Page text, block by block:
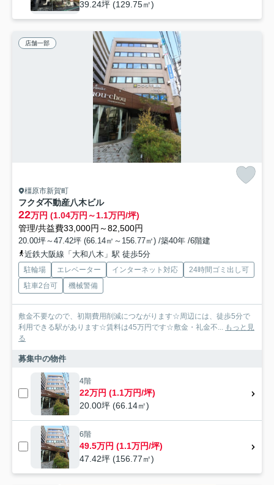
39.24坪 (129.75㎡)
店舗一部
橿原市新賀町
フクダ不動産八木ビル
22万円 (1.04万円～1.1万円/坪)
管理/共益費33,000円～82,500円
20.00坪～47.42坪 (66.14㎡～156.77㎡) /築40年 /6階建
近鉄大阪線「大和八木」駅 徒歩5分
駐輪場 エレベーター インターネット対応
24時間ゴミ出し可
駐車2台可
機械警備
敷金不要なので、初期費用削減につながります☆周辺には、徒歩5分で
利用できる駅があります☆賃料は45万円です☆敷金・礼金不... もっと見
る
募集中の物件
4階
22万円 (1.1万円/坪)
20.00坪 (66.14㎡)
6階
49.5万円 (1.1万円/坪)
47.42坪 (156.77㎡)